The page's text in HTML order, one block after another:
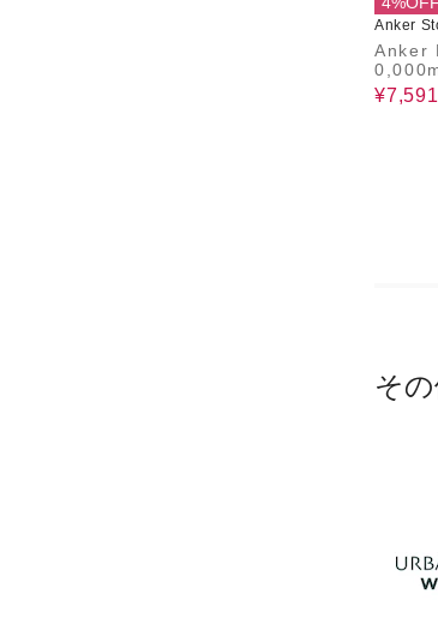
Anker
Anker
lt-In
¥7,591
そ